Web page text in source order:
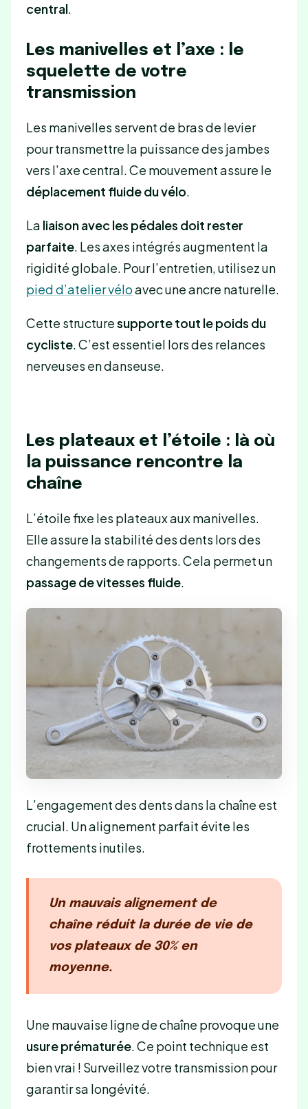
central.
Les manivelles et l’axe : le
squelette de votre
transmission
Les manivelles servent de bras de levier
pour transmettre la puissance des jambes
vers l’axe central. Ce mouvement assure le
déplacement fluide du vélo.
La liaison avec les pédales doit rester
parfaite. Les axes intégrés augmentent la
rigidité globale. Pour l’entretien, utilisez un
pied d’atelier véloavec une ancre naturelle.
Cette structuresupporte tout le poids du
cycliste. C’est essentiel lors des relances
nerveuses en danseuse.
Les plateaux et l’étoile : là où
la puissance rencontre la
chaîne
L’étoile fixe les plateaux aux manivelles.
Elle assure la stabilité des dents lors des
changements de rapports. Cela permet un
passage de vitesses fluide.
L’engagement des dents dans la chaîne est
crucial. Un alignement parfait évite les
frottements inutiles.
Un mauvais alignement de
chaîne réduit la durée de vie de
vos plateaux de 30% en
moyenne.
Une mauvaise ligne de chaîne provoque une
usure prématurée. Ce point technique est
bien vrai ! Surveillez votre transmission pour
garantir sa longévité.